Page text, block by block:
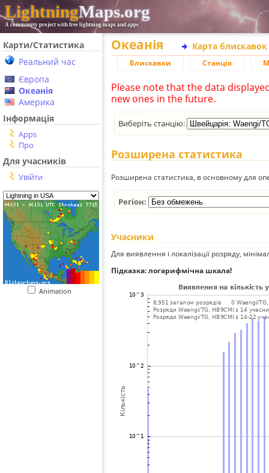
LightningMaps.org
A community project with free lightning maps and apps
Карти/Статистика
Реальний час
Європа
Океанія
Америка
Інформація
Apps
Про
Для учасників
Увійти
Animation
Океанія Карта
Блискавки Станція
Please note that the data
new ones in the future.
Виберіть станцію:
Розширена статистика
Розширена статистика, в основному для
Регіон:
Учасники
Для виявлення і локалізації розряду,
Підказка: логарифмічна шкала!